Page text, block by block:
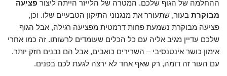
ההחלמה של הגוף שלכם. המטרה של הלייזר הייתה ליצור פציעה
מבוקרת בעור, שתעורר את מנגנוני התיקון הטבעיים שלו. וכן,
פציעה מבוקרת נשמעת פחות דרמטית מפציעה רגילה, אבל הגוף
שלכם עדיין מגיב אליה עם כל הכלים שעומדים לרשותו. זה כמו אחרי
אימון כושר אינטנסיבי – השרירים כואבים, אבל הם נבנים חזק יותר.
עם העור זה דומה, רק שאף אחד לא ירצה לגעת לכם בפנים.